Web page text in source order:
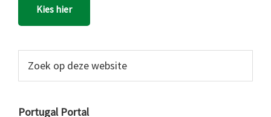
Kies hier
website
Portugal Portal